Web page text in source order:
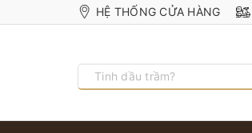
HỆ THỐNG CỬA HÀNG